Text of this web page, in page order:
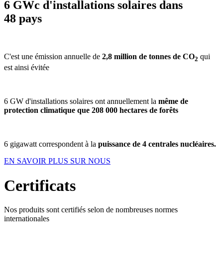
6 GWc d'installations solaires dans
48 pays
C'est une émission annuelle de 2,8 million de tonnes de CO2 qui
est ainsi évitée
6 GW d'installations solaires ont annuellement la même de
protection climatique que 208 000 hectares de forêts
6 gigawatt correspondent à la puissance de 4 centrales nucléaires.
EN SAVOIR PLUS SUR NOUS
Certificats
Nos produits sont certifiés selon de nombreuses normes
internationales